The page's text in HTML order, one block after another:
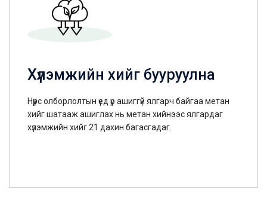
Хүлэмжийн хийг бууруулна
Нүүрс олборлолтын үед үр ашиггүй ялгарч байгаа метан
хийг шатааж ашиглах нь метан хийнээс ялгардаг
хүлэмжийн хийг 21 дахин багасгадаг.